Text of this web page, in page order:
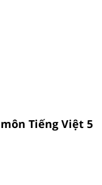
Tiếng Việt 5